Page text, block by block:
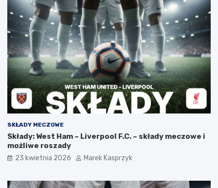
SKŁADY MECZOWE
Składy: West Ham – Liverpool F.C. – składy meczowe i
możliwe roszady
23 kwietnia 2026 Marek Kasprzyk